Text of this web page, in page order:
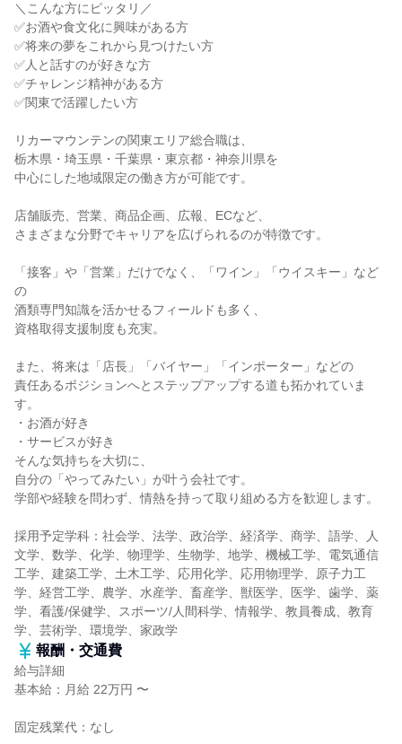
＼こんな方にピッタリ／
✅お酒や食文化に興味がある方
✅将来の夢をこれから見つけたい方
✅人と話すのが好きな方
✅チャレンジ精神がある方
✅関東で活躍したい方
リカーマウンテンの関東エリア総合職は、
栃木県・埼玉県・千葉県・東京都・神奈川県を
中心にした地域限定の働き方が可能です。
店舗販売、営業、商品企画、広報、ECなど、
さまざまな分野でキャリアを広げられるのが特徴です。
「接客」や「営業」だけでなく、「ワイン」「ウイスキー」など
の
酒類専門知識を活かせるフィールドも多く、
資格取得支援制度も充実。
また、将来は「店長」「バイヤー」「インポーター」などの
責任あるポジションへとステップアップする道も拓かれていま
す。
・お酒が好き
・サービスが好き
そんな気持ちを大切に、
自分の「やってみたい」が叶う会社です。
学部や経験を問わず、情熱を持って取り組める方を歓迎します。
採用予定学科：社会学、法学、政治学、経済学、商学、語学、人
文学、数学、化学、物理学、生物学、地学、機械工学、電気通信
工学、建築工学、土木工学、応用化学、応用物理学、原子力工
学、経営工学、農学、水産学、畜産学、獣医学、医学、歯学、薬
学、看護/保健学、スポーツ/人間科学、情報学、教員養成、教育
学、芸術学、環境学、家政学
報酬・交通費
給与詳細
基本給：月給 22万円 〜
固定残業代：なし